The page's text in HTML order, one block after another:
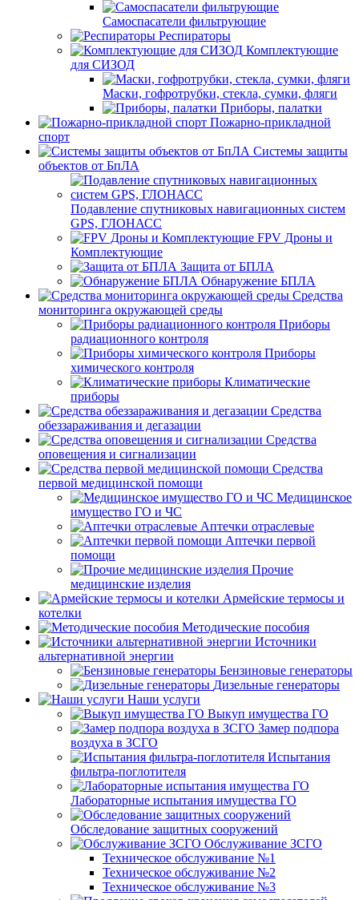
Самоспасатели фильтрующие
Респираторы
Комплектующие
для СИЗОД
Маски, гофротрубки, стекла, сумки, фляги
Приборы, палатки
Пожарно-прикладной
спорт
Системы защиты
объектов от БпЛА
Подавление спутниковых навигационных систем
GPS, ГЛОНАСС
FPV Дроны и
Комплектующие
Защита от БПЛА
Обнаружение БПЛА
Средства
мониторинга окружающей среды
Приборы
радиационного контроля
Приборы
химического контроля
Климатические
приборы
Средства
обеззараживания и дегазации
Средства
оповещения и сигнализации
Средства
первой медицинской помощи
Медицинское
имущество ГО и ЧС
Аптечки отраслевые
Аптечки первой
помощи
Прочие
медицинские изделия
Армейские термосы и
котелки
Методические пособия
Источники
альтернативной энергии
Бензиновые генераторы
Дизельные генераторы
Наши услуги
Выкуп имущества ГО
Замер подпора
воздуха в ЗСГО
Испытания
фильтра-поглотителя
Лабораторные испытания имущества ГО
Обследование защитных сооружений
Обслуживание ЗСГО
Техническое обслуживание №1
Техническое обслуживание №2
Техническое обслуживание №3